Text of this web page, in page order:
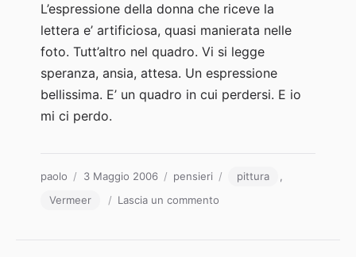
L’espressione della donna che riceve la
lettera e’ artificiosa, quasi manierata nelle
foto. Tutt’altro nel quadro. Vi si legge
speranza, ansia, attesa. Un espressione
bellissima. E’ un quadro in cui perdersi. E io
mi ci perdo.
Autore
paolo
Pubblicato
3 Maggio 2006 Categorie
pensieri Tagpittura
,
Vermeer
Lascia un commento